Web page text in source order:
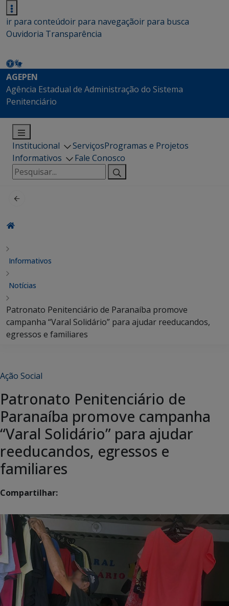
ir para conteúdoir para navegaçãoir para busca
Ouvidoria Transparência
AGEPEN
Agência Estadual de Administração do Sistema
Penitenciário
Institucional ServiçosProgramas e Projetos
Informativos
Fale Conosco
Pesquisar
por:
Informativos
Notícias
Patronato Penitenciário de Paranaíba promove
campanha “Varal Solidário” para ajudar reeducandos,
egressos e familiares
Ação Social
Patronato Penitenciário de
Paranaíba promove campanha
“Varal Solidário” para ajudar
reeducandos, egressos e
familiares
Compartilhar: